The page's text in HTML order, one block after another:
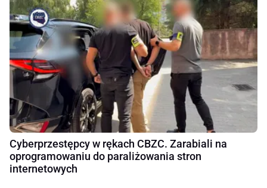
Cyberprzestępcy w rękach CBZC. Zarabiali na
oprogramowaniu do paraliżowania stron
internetowych